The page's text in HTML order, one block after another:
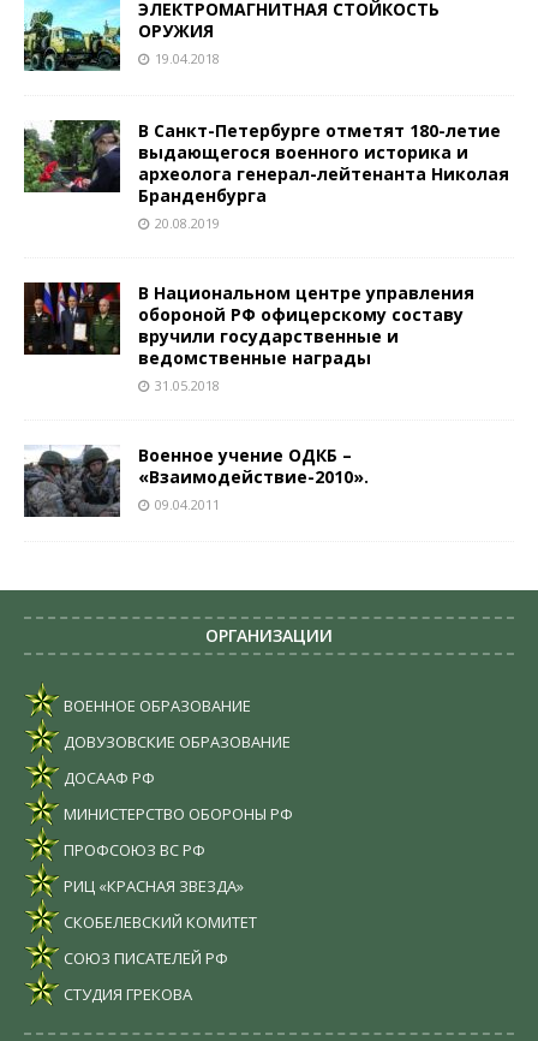
ЭЛЕКТРОМАГНИТНАЯ СТОЙКОСТЬ
ОРУЖИЯ
19.04.2018
В Санкт-Петербурге отметят 180-летие
выдающегося военного историка и
археолога генерал-лейтенанта Николая
Бранденбурга
20.08.2019
В Национальном центре управления
обороной РФ офицерскому составу
вручили государственные и
ведомственные награды
31.05.2018
Военное учение ОДКБ –
«Взаимодействие-2010».
09.04.2011
ОРГАНИЗАЦИИ
ВОЕННОЕ ОБРАЗОВАНИЕ
ДОВУЗОВСКИЕ ОБРАЗОВАНИЕ
ДОСААФ РФ
МИНИСТЕРСТВО ОБОРОНЫ РФ
ПРОФСОЮЗ ВС РФ
РИЦ «КРАСНАЯ ЗВЕЗДА»
СКОБЕЛЕВСКИЙ КОМИТЕТ
СОЮЗ ПИСАТЕЛЕЙ РФ
СТУДИЯ ГРЕКОВА